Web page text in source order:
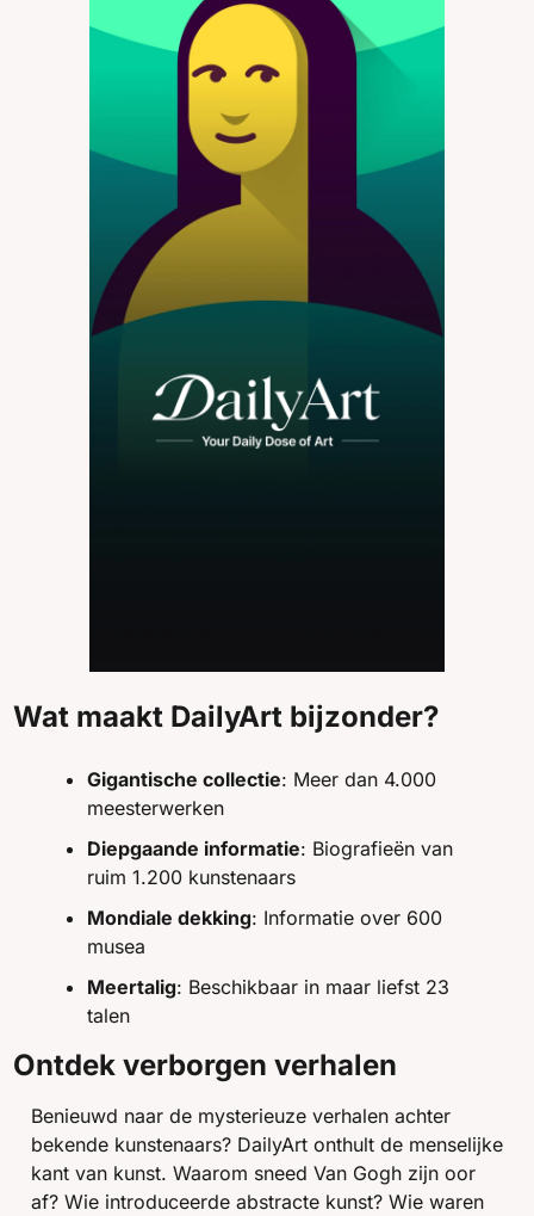
Wat maakt DailyArt bijzonder?
Gigantische collectie: Meer dan 4.000
meesterwerken
Diepgaande informatie: Biografieën van
ruim 1.200 kunstenaars
Mondiale dekking: Informatie over 600
musea
Meertalig: Beschikbaar in maar liefst 23
talen
Ontdek verborgen verhalen
Benieuwd naar de mysterieuze verhalen achter
bekende kunstenaars? DailyArt onthult de menselijke
kant van kunst. Waarom sneed Van Gogh zijn oor
af? Wie introduceerde abstracte kunst? Wie waren